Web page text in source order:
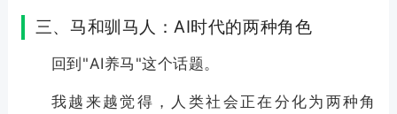
三、马和驯马人：AI时代的两种角色
回到"AI养马"这个话题。
我越来越觉得，人类社会正在分化为两种角